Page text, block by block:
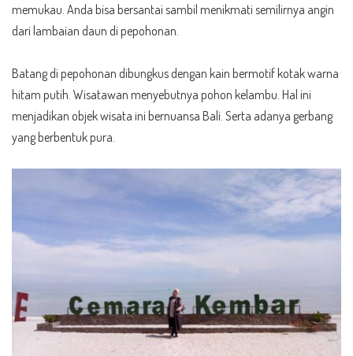
memukau. Anda bisa bersantai sambil menikmati semilirnya angin
dari lambaian daun di pepohonan.
Batang di pepohonan dibungkus dengan kain bermotif kotak warna
hitam putih. Wisatawan menyebutnya pohon kelambu. Hal ini
menjadikan objek wisata ini bernuansa Bali. Serta adanya gerbang
yang berbentuk pura.